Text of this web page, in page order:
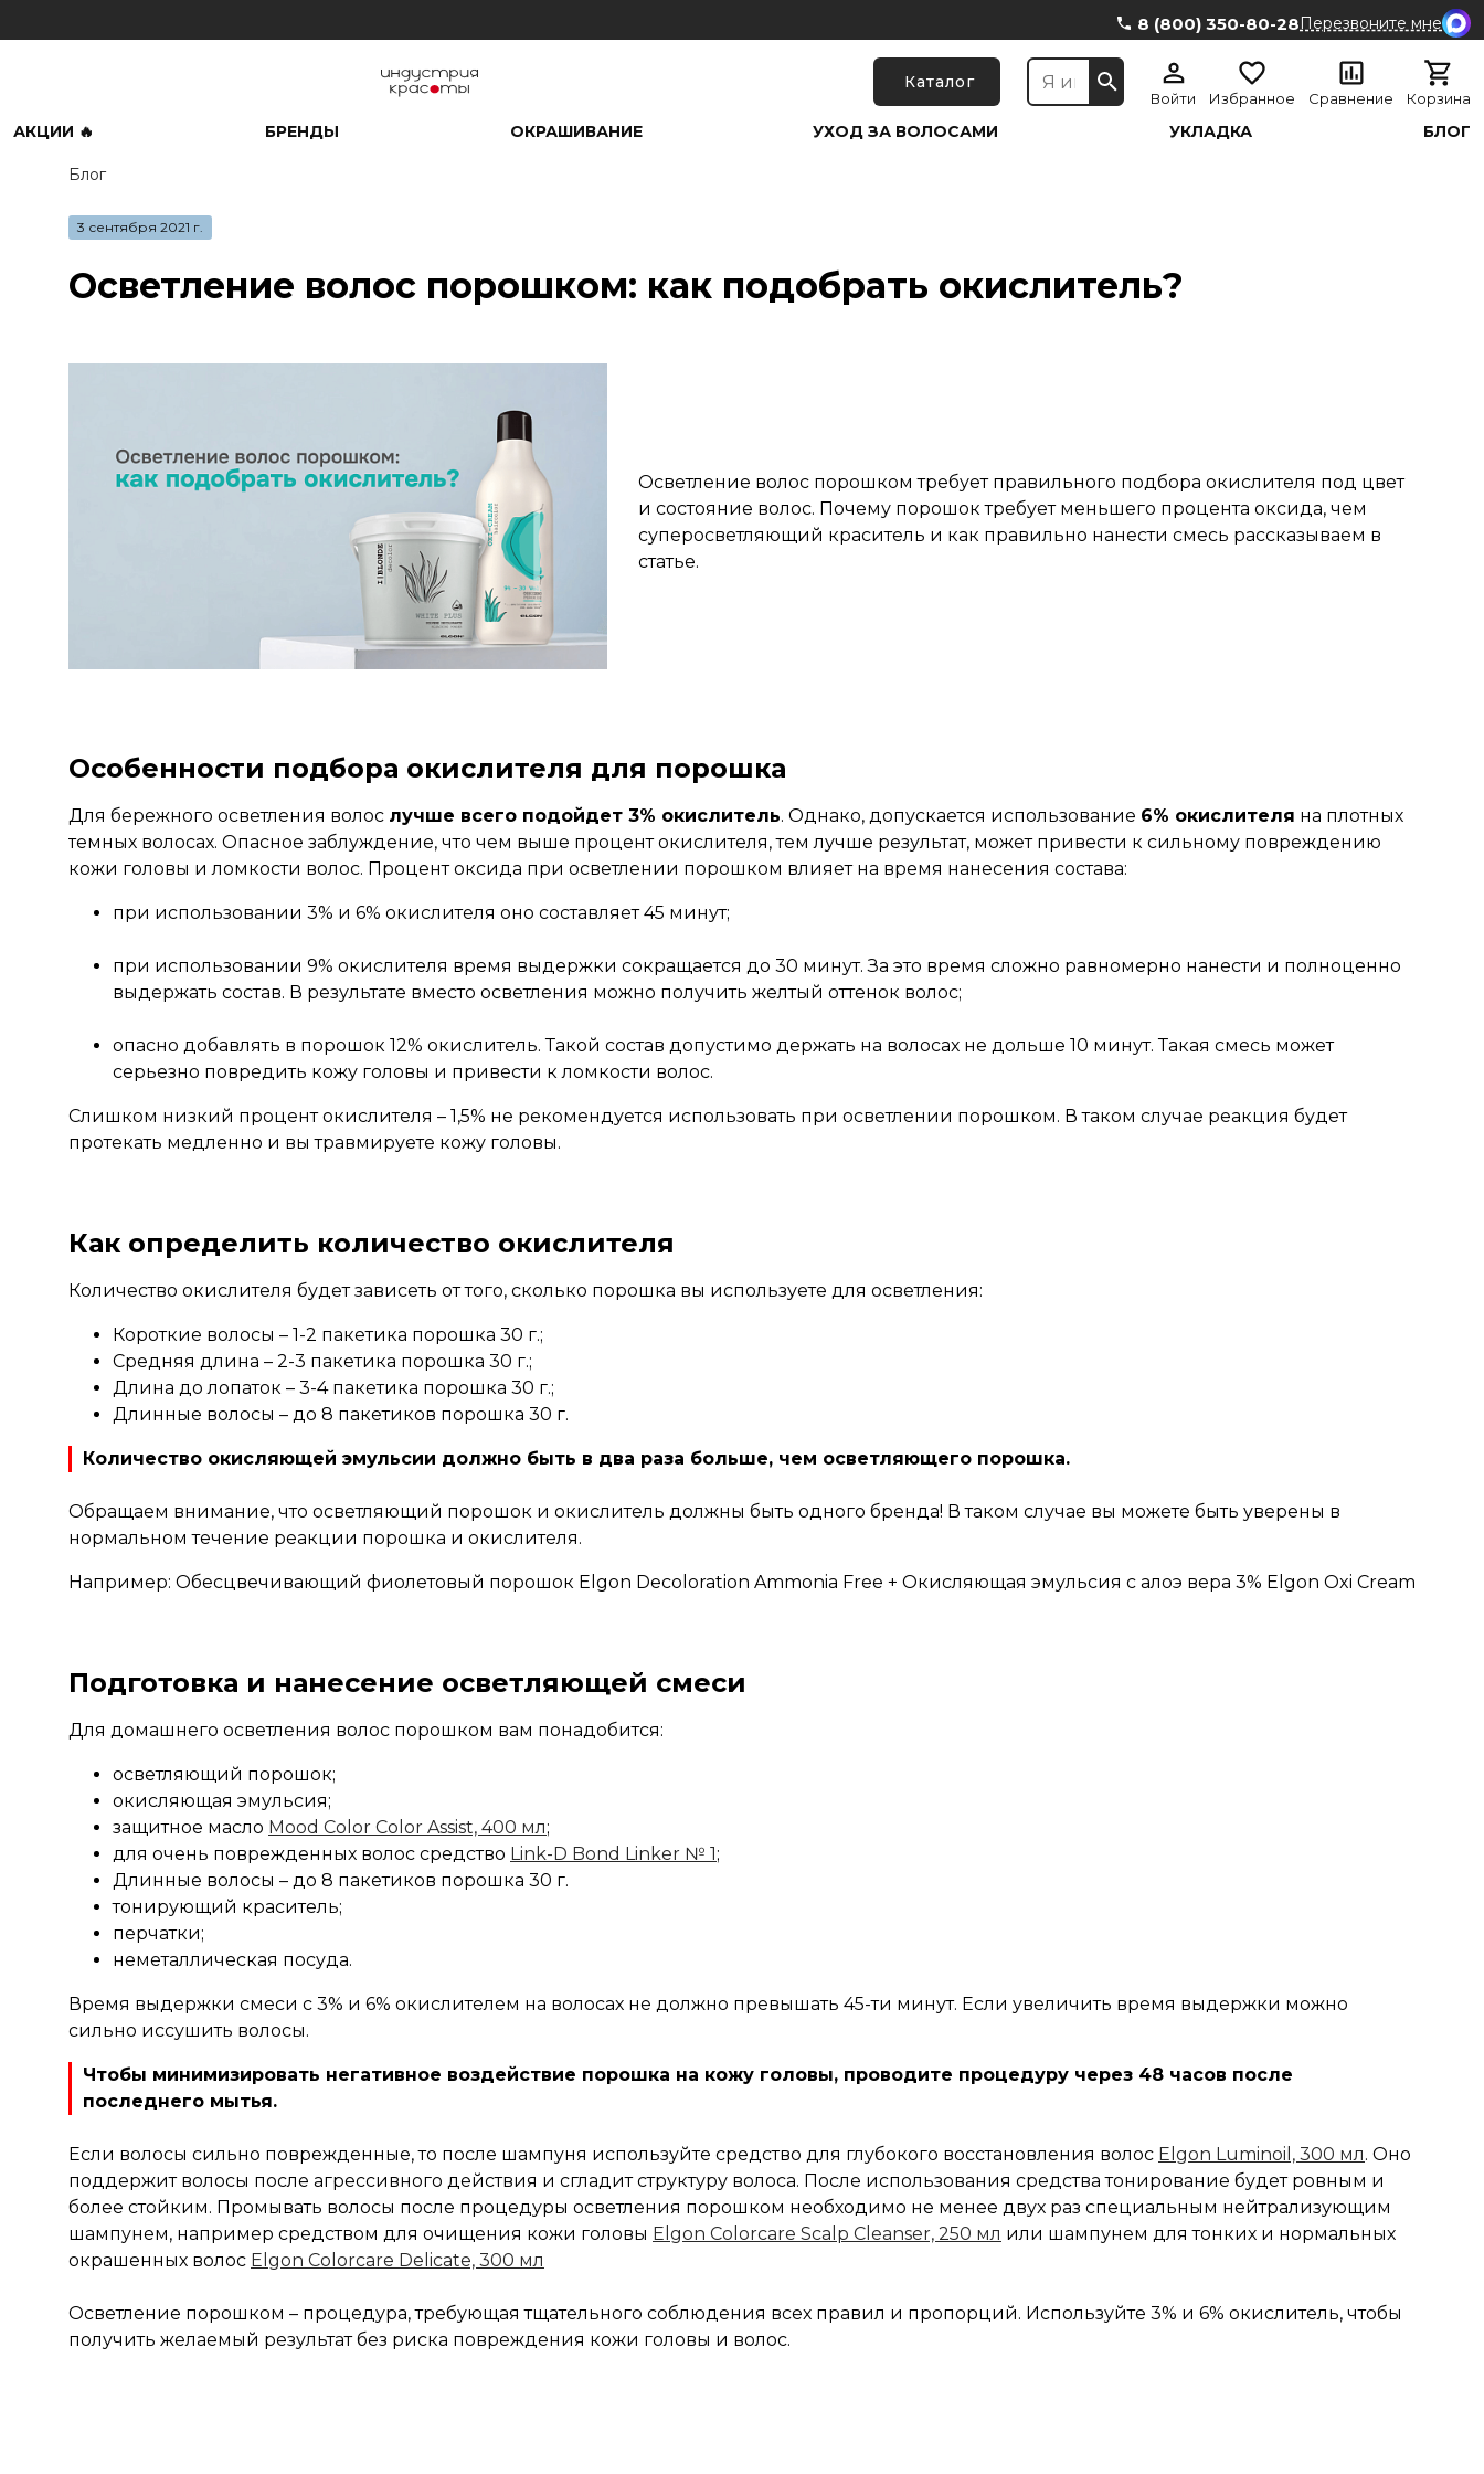
8 (800) 350-80-28Перезвоните мне
Каталог
Войти Избранное Сравнение Корзина
АКЦИИ 🔥 БРЕНДЫ ОКРАШИВАНИЕ УХОД ЗА ВОЛОСАМИ УКЛАДКА БЛОГ
Блог
3 сентября 2021 г.
Осветление волос порошком: как подобрать окислитель?
Осветление волос порошком требует правильного подбора окислителя под цвет
и состояние волос. Почему порошок требует меньшего процента оксида, чем
суперосветляющий краситель и как правильно нанести смесь рассказываем в
статье.
Особенности подбора окислителя для порошка
Для бережного осветления волос лучше всего подойдет 3% окислитель. Однако, допускается использование 6% окислителя на плотных
темных волосах. Опасное заблуждение, что чем выше процент окислителя, тем лучше результат, может привести к сильному повреждению
кожи головы и ломкости волос. Процент оксида при осветлении порошком влияет на время нанесения состава:
при использовании 3% и 6% окислителя оно составляет 45 минут;
при использовании 9% окислителя время выдержки сокращается до 30 минут. За это время сложно равномерно нанести и полноценно
выдержать состав. В результате вместо осветления можно получить желтый оттенок волос;
опасно добавлять в порошок 12% окислитель. Такой состав допустимо держать на волосах не дольше 10 минут. Такая смесь может
серьезно повредить кожу головы и привести к ломкости волос.
Слишком низкий процент окислителя – 1,5% не рекомендуется использовать при осветлении порошком. В таком случае реакция будет
протекать медленно и вы травмируете кожу головы.
Как определить количество окислителя
Количество окислителя будет зависеть от того, сколько порошка вы используете для осветления:
Короткие волосы – 1-2 пакетика порошка 30 г.;
Средняя длина – 2-3 пакетика порошка 30 г.;
Длина до лопаток – 3-4 пакетика порошка 30 г.;
Длинные волосы – до 8 пакетиков порошка 30 г.
Количество окисляющей эмульсии должно быть в два раза больше, чем осветляющего порошка.
Обращаем внимание, что осветляющий порошок и окислитель должны быть одного бренда! В таком случае вы можете быть уверены в
нормальном течение реакции порошка и окислителя.
Например: Обесцвечивающий фиолетовый порошок Elgon Decoloration Ammonia Free + Окисляющая эмульсия с алоэ вера 3% Elgon Oxi Cream
Подготовка и нанесение осветляющей смеси
Для домашнего осветления волос порошком вам понадобится:
осветляющий порошок;
окисляющая эмульсия;
защитное масло Mood Color Color Assist, 400 мл;
для очень поврежденных волос средство Link-D Bond Linker № 1;
Длинные волосы – до 8 пакетиков порошка 30 г.
тонирующий краситель;
перчатки;
неметаллическая посуда.
Время выдержки смеси с 3% и 6% окислителем на волосах не должно превышать 45-ти минут. Если увеличить время выдержки можно
сильно иссушить волосы.
Чтобы минимизировать негативное воздействие порошка на кожу головы, проводите процедуру через 48 часов после
последнего мытья.
Если волосы сильно поврежденные, то после шампуня используйте средство для глубокого восстановления волос Elgon Luminoil, 300 мл. Оно
поддержит волосы после агрессивного действия и сгладит структуру волоса. После использования средства тонирование будет ровным и
более стойким. Промывать волосы после процедуры осветления порошком необходимо не менее двух раз специальным нейтрализующим
шампунем, например средством для очищения кожи головы Elgon Colorcare Scalp Cleanser, 250 мл или шампунем для тонких и нормальных
окрашенных волос Elgon Colorcare Delicate, 300 мл
Осветление порошком – процедура, требующая тщательного соблюдения всех правил и пропорций. Используйте 3% и 6% окислитель, чтобы
получить желаемый результат без риска повреждения кожи головы и волос.